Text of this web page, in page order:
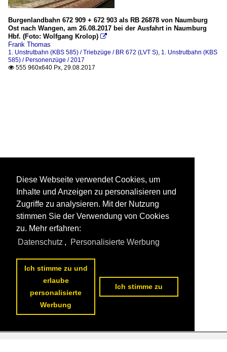
Burgenlandbahn 672 909 + 672 903 als RB 26878 von Naumburg
Ost nach Wangen, am 26.08.2017 bei der Ausfahrt in Naumburg
Hbf. (Foto: Wolfgang Krolop) 
Frank Thomas
1. Unstrutbahn (KBS 585) / Triebzüge / BR 672 (LVT S), 1. Unstrutbahn (KBS
585) / Personenzüge / 2017
 555 960x640 Px, 29.08.2017
Diese Webseite verwendet Cookies, um
Inhalte und Anzeigen zu personalisieren und
Zugriffe zu analysieren. Mit der Nutzung
stimmen Sie der Verwendung von Cookies
zu. Mehr erfahren:
Datenschutz , Personalisierte Werbung
Ich stimme zu und
erlaube
personalisierte
Werbung
Ich stimme zu